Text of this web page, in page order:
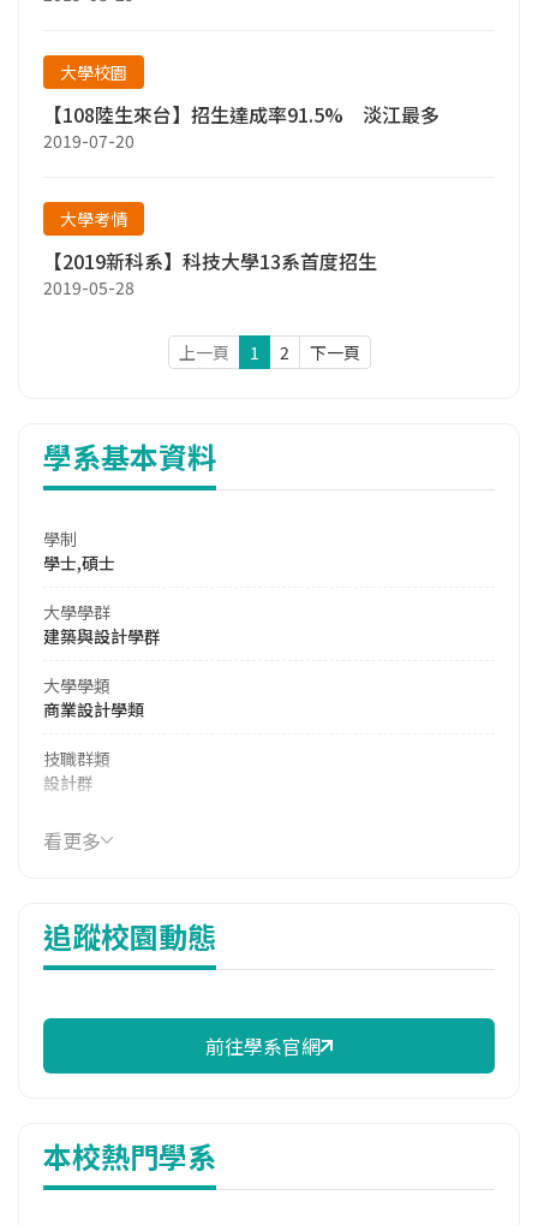
大學校園
【108陸生來台】招生達成率91.5% 淡江最多
2019-07-20
大學考情
【2019新科系】科技大學13系首度招生
2019-05-28
上一頁 1 2 下一頁
學系基本資料
學制
學士,碩士
大學學群
建築與設計學群
大學學類
商業設計學類
技職群類
設計群
114年學費
40,815 元/學期
14,455 元/學期
114年註冊率
113學年度上學期
113學年度下學期
6
看更多
追蹤校園動態
前往學系官網
本校熱門學系